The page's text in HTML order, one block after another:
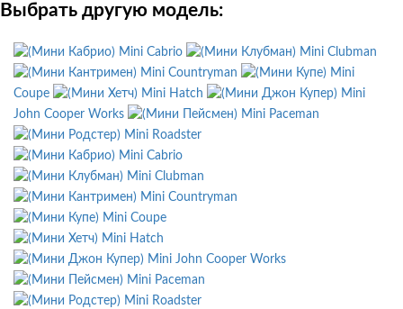
Выбрать другую модель:
Mini Cabrio
Mini Clubman
Mini Countryman
Mini
Coupe
Mini Hatch
Mini
John Cooper Works
Mini Paceman
Mini Roadster
Mini Cabrio
Mini Clubman
Mini Countryman
Mini Coupe
Mini Hatch
Mini John Cooper Works
Mini Paceman
Mini Roadster